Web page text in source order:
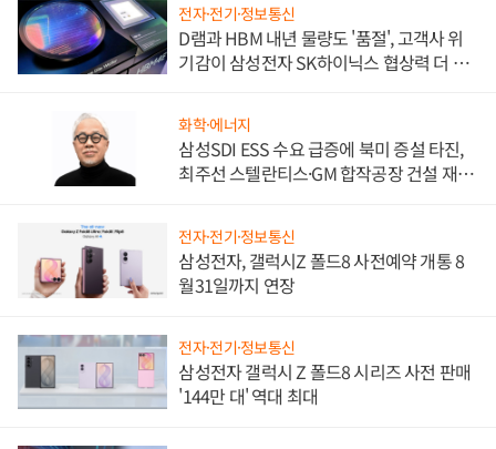
전자·전기·정보통신
D램과 HBM 내년 물량도 '품절', 고객사 위
기감이 삼성전자 SK하이닉스 협상력 더 키
화학·에너지
삼성SDI ESS 수요 급증에 북미 증설 타진,
최주선 스텔란티스·GM 합작공장 건설 재추
전자·전기·정보통신
삼성전자, 갤럭시Z 폴드8 사전예약 개통 8
월31일까지 연장
전자·전기·정보통신
삼성전자 갤럭시 Z 폴드8 시리즈 사전 판매
'144만 대' 역대 최대